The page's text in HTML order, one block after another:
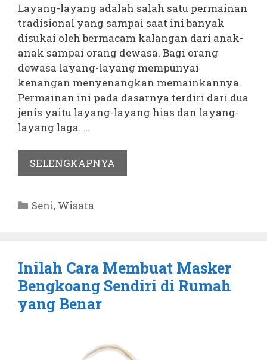
Layang-layang adalah salah satu permainan
tradisional yang sampai saat ini banyak
disukai oleh bermacam kalangan dari anak-
anak sampai orang dewasa. Bagi orang
dewasa layang-layang mempunyai
kenangan menyenangkan memainkannya.
Permainan ini pada dasarnya terdiri dari dua
jenis yaitu layang-layang hias dan layang-
layang laga. …
SELENGKAPNYA
Kategori
Seni, Wisata
Inilah Cara Membuat Masker
Bengkoang Sendiri di Rumah
yang Benar